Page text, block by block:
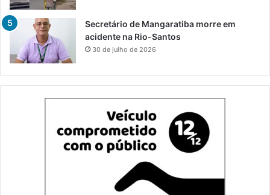
Secretário de Mangaratiba morre em
acidente na Rio-Santos
30 de julho de 2026